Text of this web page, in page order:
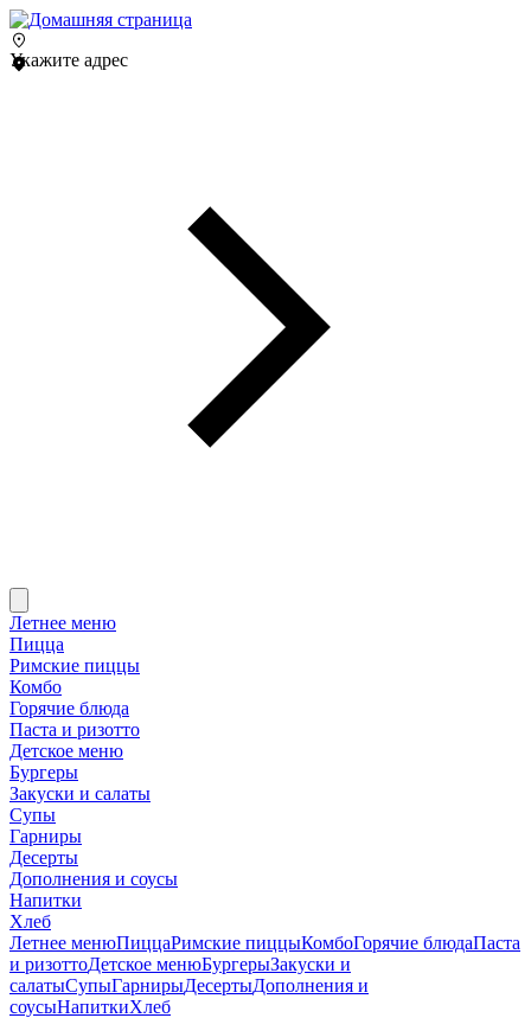
Укажите адрес
Летнее меню
Пицца
Римские пиццы
Комбо
Горячие блюда
Паста и ризотто
Детское меню
Бургеры
Закуски и салаты
Супы
Гарниры
Десерты
Дополнения и соусы
Напитки
Хлеб
Летнее менюПиццаРимские пиццыКомбоГорячие блюдаПаста
и ризоттоДетское менюБургерыЗакуски и
салатыСупыГарнирыДесертыДополнения и
соусыНапиткиХлеб